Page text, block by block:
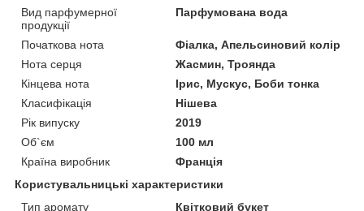
Вид парфумерної
продукції
Парфумована вода
Початкова нота
Фіалка, Апельсиновий колір
Нота серця
Жасмин, Троянда
Кінцева нота
Ірис, Мускус, Боби тонка
Класифікація
Нішева
Рік випуску
2019
Об`єм
100 мл
Країна виробник
Франція
Користувальницькі характеристики
Тип аромату
Квітковий букет